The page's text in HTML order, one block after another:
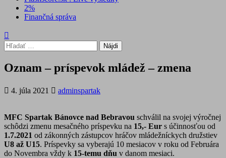
2%
Finančná správa
Hľadať:
Oznam – príspevok mládež – zmena
4. júla 2021 adminspartak
MFC Spartak Bánovce nad Bebravou schválil na svojej výročnej
schôdzi zmenu mesačného príspevku na 15,- Eur s účinnosťou od
1.7.2021 od zákonných zástupcov hráčov mládežníckych družstiev
U8 až U15. Príspevky sa vyberajú 10 mesiacov v roku od Februára
do Novembra vždy k 15-temu dňu v danom mesiaci.